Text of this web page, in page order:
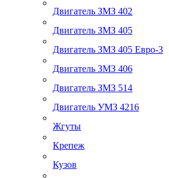
Двигатель ЗМЗ 402
Двигатель ЗМЗ 405
Двигатель ЗМЗ 405 Евро-3
Двигатель ЗМЗ 406
Двигатель ЗМЗ 514
Двигатель УМЗ 4216
Жгуты
Крепеж
Кузов